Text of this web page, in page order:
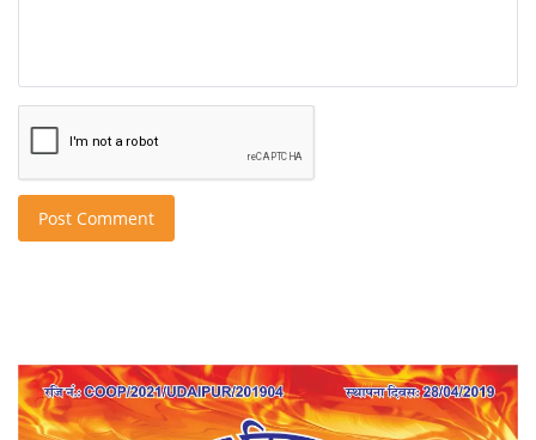
Post Comment